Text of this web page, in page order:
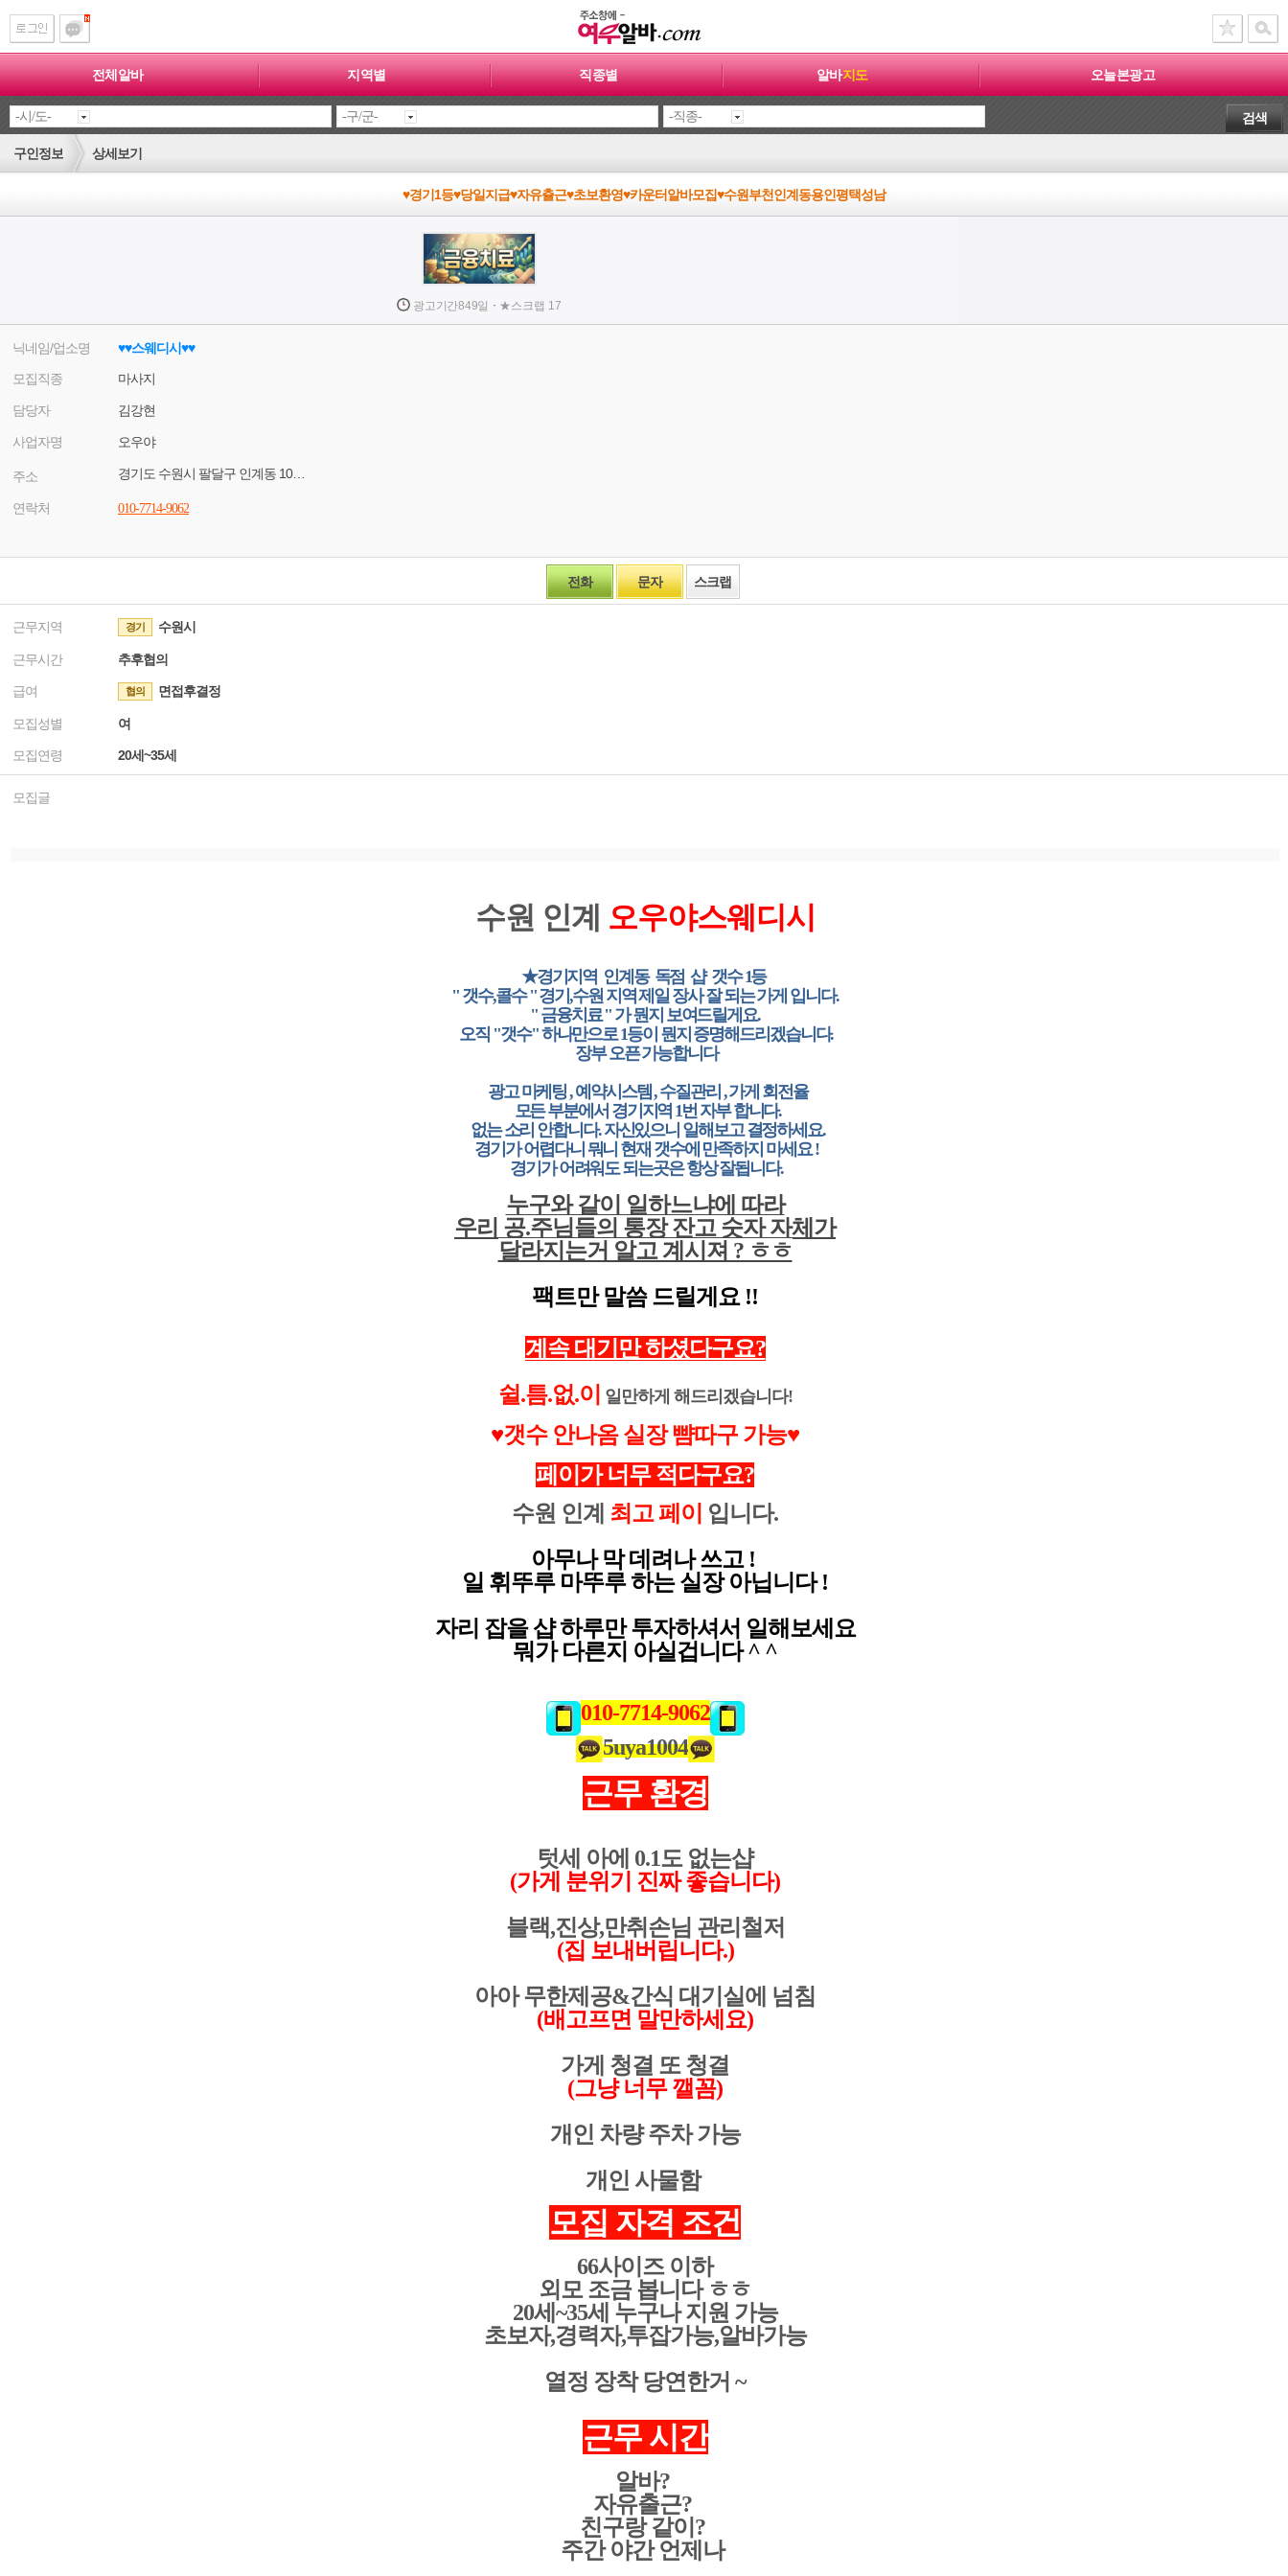
전체알바 지역별 직종별 알바지도 오늘본광고
검색
구인정보 상세보기
♥경기1등♥당일지급♥자유츌근♥초보환영♥카운터알바모집♥수원부천인계동용인평택성남
광고기간849일 · ★스크랩 17
닉네임/업소명
♥♥스웨디시♥♥
모집직종
마사지
담당자 김강현
사업자명 오우야
주소 경기도 수원시 팔달구 인계동 1039-5
연락처 010-7714-9062
전화 문자 스크랩
근무지역 경기 수원시
근무시간 추후협의
급여 협의 면접후결정
모집성별 여
모집연령 20세~35세
모집글
수원 인계 오우야스웨디시
★경기지역 인계동 독점 샵 갯수 1등
" 갯수,콜수 " 경기,수원 지역 제일 장사 잘 되는 가게 입니다.
" 금융치료 " 가 뭔지 보여드릴게요.
오직 "갯수" 하나만으로 1등이 뭔지 증명해드리겠습니다.
장부 오픈 가능합니다
광고 마케팅 , 예약시스템 , 수질관리 , 가게 회전율
모든 부분에서 경기지역 1번 자부 합니다.
없는 소리 안합니다. 자신있으니 일해보고 결정하세요.
경기가 어렵다니 뭐니 현재 갯수에 만족하지 마세요 !
경기가 어려워도 되는곳은 항상 잘됩니다.
누구와 같이 일하느냐에 따라
우리 공.주님들의 통장 잔고 숫자 자체가
달라지는거 알고 계시져 ? ㅎㅎ
팩트만 말씀 드릴게요 !!
계속 대기만 하셨다구요?
쉴.틈.없.이
일만하게 해드리겠습니다!
♥갯수 안나옴 실장 뺨따구 가능♥
페이가 너무 적다구요?
수원 인계 최고 페이 입니다.
아무나 막 데려나 쓰고 !
일 휘뚜루 마뚜루 하는 실장 아닙니다 !
자리 잡을 샵 하루만 투자하셔서 일해보세요
뭐가 다른지 아실겁니다 ^ ^
010-7714-9062
5uya1004
근무 환경
텃세 아에 0.1도 없는샵
(가게 분위기 진짜 좋습니다)
블랙,진상,만취손님 관리철저
(집 보내버립니다.)
아아 무한제공&간식 대기실에 넘침
(배고프면 말만하세요)
가게 청결 또 청결
(그냥 너무 깰꼼)
개인 차량 주차 가능
개인 사물함
모집 자격 조건
66사이즈 이하
외모 조금 봅니다 ㅎㅎ
20세~35세 누구나 지원 가능
초보자,경력자,투잡가능,알바가능
열정 장착 당연한거 ~
근무 시간
알바?
자유출근?
친구랑 같이?
주간 야간 언제나